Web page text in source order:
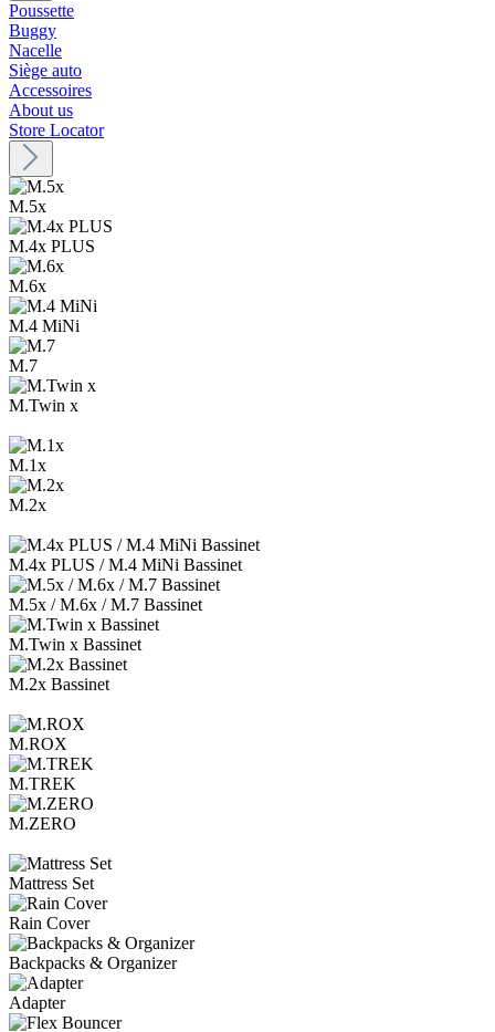
Poussette
Buggy
Nacelle
Siège auto
Accessoires
About us
Store Locator
M.5x
M.4x PLUS
M.6x
M.4 MiNi
M.7
M.Twin x
M.1x
M.2x
M.4x PLUS / M.4 MiNi Bassinet
M.5x / M.6x / M.7 Bassinet
M.Twin x Bassinet
M.2x Bassinet
M.ROX
M.TREK
M.ZERO
Mattress Set
Rain Cover
Backpacks & Organizer
Adapter